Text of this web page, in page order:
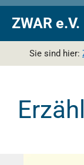
Zum
Inhalt
springen
Zur
Navigation
springen
Zum
Inhalt
springen
ZWAR e.V.
Sie sind hier: